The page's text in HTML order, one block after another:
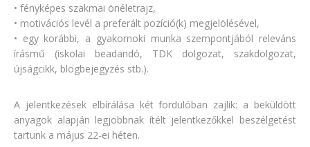
• fényképes szakmai önéletrajz,
• motivációs levél a preferált pozíció(k) megjelölésével,
• egy korábbi, a gyakornoki munka szempontjából releváns
írásmű (iskolai beadandó, TDK dolgozat, szakdolgozat,
újságcikk, blogbejegyzés stb.).
A jelentkezések elbírálása két fordulóban zajlik: a beküldött
anyagok alapján legjobbnak ítélt jelentkezőkkel beszélgetést
tartunk a május 22-ei héten.